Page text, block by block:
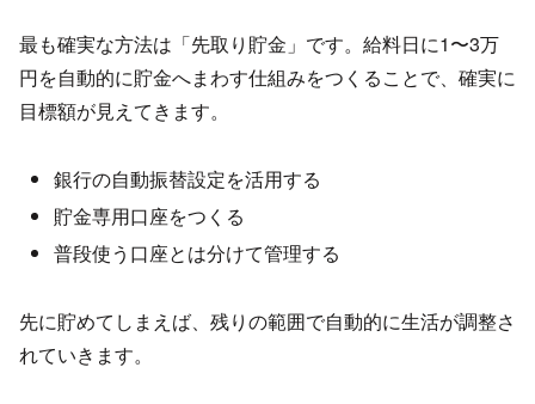
最も確実な方法は「先取り貯金」です。給料日に1〜3万
円を自動的に貯金へまわす仕組みをつくることで、確実に
目標額が見えてきます。
銀行の自動振替設定を活用する
貯金専用口座をつくる
普段使う口座とは分けて管理する
先に貯めてしまえば、残りの範囲で自動的に生活が調整さ
れていきます。